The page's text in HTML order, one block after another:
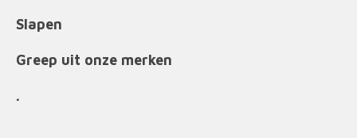
Slapen
Greep uit onze merken
.